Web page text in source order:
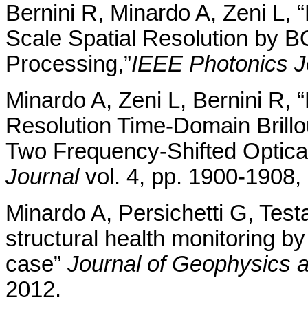
Bernini R, Minardo A, Zeni L,
Scale Spatial Resolution by
Processing,”IEEE Photonics
Minardo A, Zeni L, Bernini R,
Resolution Time-Domain
Two Frequency-Shifted
Journalvol. 4, pp. 1900-1908,
Minardo A, Persichetti G,
structural health monitoring
case” Journal of Geophysics
2012.